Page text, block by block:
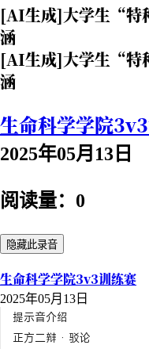
[AI生成]大学生“特
涵
[AI生成]大学生“特
涵
生命科学学院
2025年05月13日
阅读量：0
隐藏此录音
生命科学学院3v3训练赛
2025年05月13日
提示音介绍
正方二辩 · 驳论